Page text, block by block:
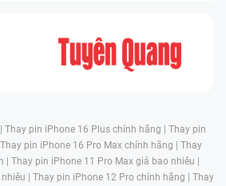
Thay pin iPhone 16 Plus chính hãng | Thay pin
Thay pin iPhone 16 Pro Max chính hãng | Thay
| Thay pin iPhone 11 Pro Max giá bao nhiêu |
| Thay pin iPhone 12 Pro chính hãng | Thay